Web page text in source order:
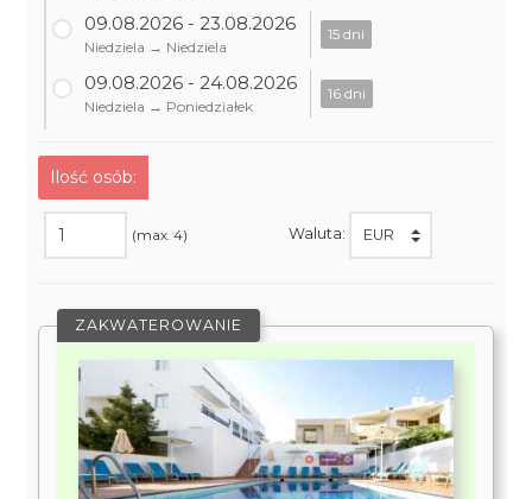
09.08.2026 - 23.08.2026
Niedziela → Niedziela
15 dni
09.08.2026 - 24.08.2026
Niedziela → Poniedziałek
16 dni
Ilość osób:
(max. 4) Waluta:
ZAKWATEROWANIE